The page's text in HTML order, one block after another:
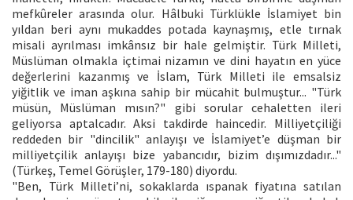
mefkûreler arasında olur. Hâlbuki Türklükle İslamiyet bin
yıldan beri aynı mukaddes potada kaynaşmış, etle tırnak
misali ayrılması imkânsız bir hale gelmiştir. Türk Milleti,
Müslüman olmakla içtimai nizamın ve dini hayatın en yüce
değerlerini kazanmış ve İslam, Türk Milleti ile emsalsiz
yiğitlik ve iman aşkına sahip bir mücahit bulmuştur... "Türk
müsün, Müslüman mısın?" gibi sorular cehaletten ileri
geliyorsa aptalcadır. Aksi takdirde haincedir. Milliyetçiliği
reddeden bir "dincilik" anlayışı ve İslamiyet’e düşman bir
milliyetçilik anlayışı bize yabancıdır, bizim dışımızdadır..."
(Türkeş, Temel Görüşler, 179-180) diyordu.
"Ben, Türk Milleti’ni, sokaklarda ıspanak fiyatına satılan